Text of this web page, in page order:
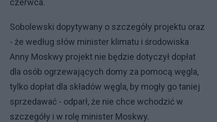
czerwca.
Sobolewski dopytywany o szczegóły projektu oraz
- że według słów minister klimatu i środowiska
Anny Moskwy projekt nie będzie dotyczył dopłat
dla osób ogrzewających domy za pomocą węgla,
tylko dopłat dla składów węgla, by mogły go taniej
sprzedawać - odparł, że nie chce wchodzić w
szczegóły i w rolę minister Moskwy.